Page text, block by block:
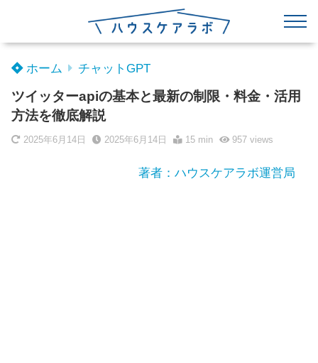
ホーム チャットGPT
ツイッターapiの基本と最新の制限・料金・活用
方法を徹底解説
2025年6月14日 2025年6月14日 15 min 957 views
著者：ハウスケアラボ運営局